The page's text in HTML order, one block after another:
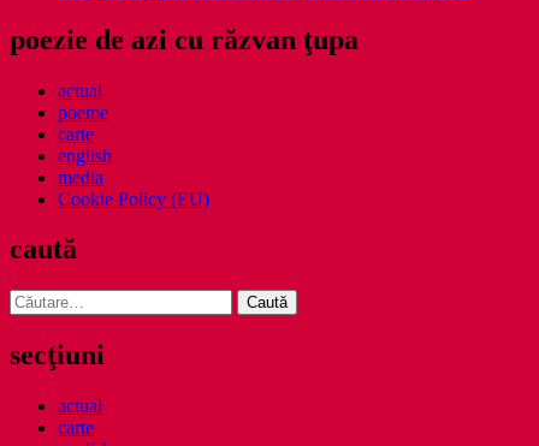
poezie de azi cu răzvan ţupa
actual
poeme
carte
english
media
Cookie Policy (EU)
caută
Caută
după:
secţiuni
actual
carte